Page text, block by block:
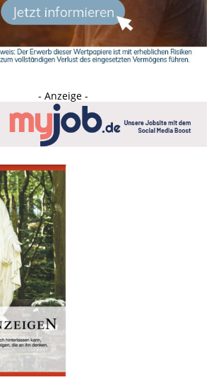
- Anzeige -